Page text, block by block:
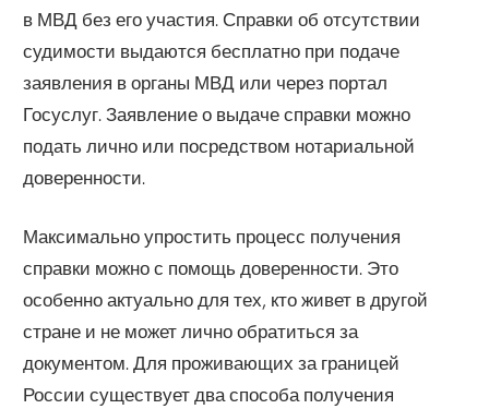
в МВД без его участия. Справки об отсутствии
судимости выдаются бесплатно при подаче
заявления в органы МВД или через портал
Госуслуг. Заявление о выдаче справки можно
подать лично или посредством нотариальной
доверенности.
Максимально упростить процесс получения
справки можно с помощь доверенности. Это
особенно актуально для тех, кто живет в другой
стране и не может лично обратиться за
документом. Для проживающих за границей
России существует два способа получения